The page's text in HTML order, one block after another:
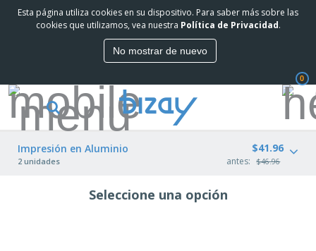
Esta página utiliza cookies en su dispositivo. Para saber más sobre las
cookies que utilizamos, vea nuestra Política de Privacidad.
No mostrar de nuevo
0
Impresión en Aluminio
2 unidades
$41.96
antes: $46.96
Seleccione una opción